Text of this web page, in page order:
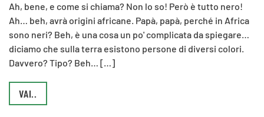
Ah, bene, e come si chiama? Non lo so! Però è tutto nero!
Ah… beh, avrà origini africane. Papà, papà, perché in Africa
sono neri? Beh, è una cosa un po' complicata da spiegare…
diciamo che sulla terra esistono persone di diversi colori.
Davvero? Tipo? Beh… […]
VAI..